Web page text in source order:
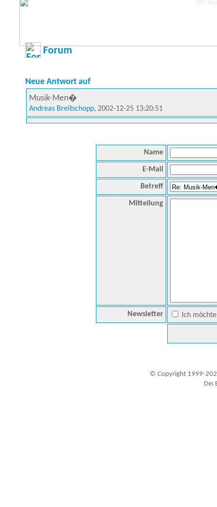
Forum
Neue Antwort auf
Musik-Men�
Andreas Breitschopp, 2002-12-25 13:20:51
Name
E-Mail
Betreff
Mitteilung
Newsletter Ich
© Copyright 1999-